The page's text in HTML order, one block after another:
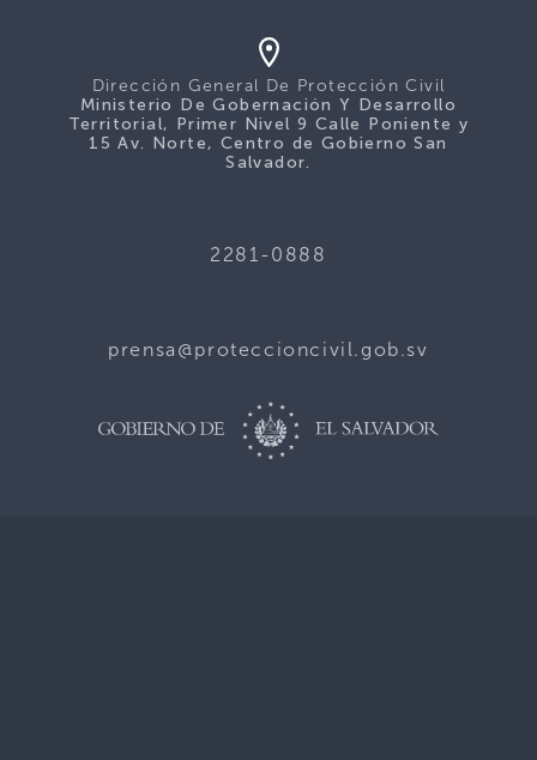
Dirección General De Protección Civil
Ministerio De Gobernación Y Desarrollo
Territorial, Primer Nivel 9 Calle Poniente y
15 Av. Norte, Centro de Gobierno San
Salvador.
2281-0888
prensa@proteccioncivil.gob.sv